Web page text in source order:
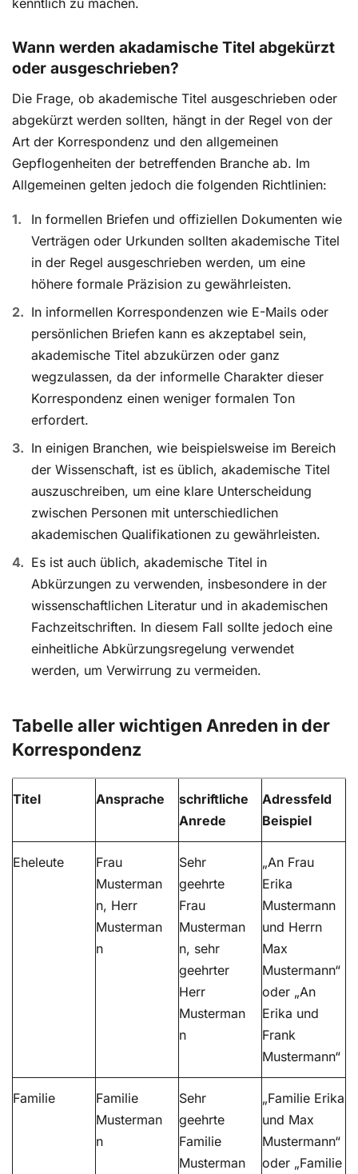
kenntlich zu machen.
Wann werden akadamische Titel abgekürzt
oder ausgeschrieben?
Die Frage, ob akademische Titel ausgeschrieben oder
abgekürzt werden sollten, hängt in der Regel von der
Art der Korrespondenz und den allgemeinen
Gepflogenheiten der betreffenden Branche ab. Im
Allgemeinen gelten jedoch die folgenden Richtlinien:
In formellen Briefen und offiziellen Dokumenten wie
Verträgen oder Urkunden sollten akademische Titel
in der Regel ausgeschrieben werden, um eine
höhere formale Präzision zu gewährleisten.
In informellen Korrespondenzen wie E-Mails oder
persönlichen Briefen kann es akzeptabel sein,
akademische Titel abzukürzen oder ganz
wegzulassen, da der informelle Charakter dieser
Korrespondenz einen weniger formalen Ton
erfordert.
In einigen Branchen, wie beispielsweise im Bereich
der Wissenschaft, ist es üblich, akademische Titel
auszuschreiben, um eine klare Unterscheidung
zwischen Personen mit unterschiedlichen
akademischen Qualifikationen zu gewährleisten.
Es ist auch üblich, akademische Titel in
Abkürzungen zu verwenden, insbesondere in der
wissenschaftlichen Literatur und in akademischen
Fachzeitschriften. In diesem Fall sollte jedoch eine
einheitliche Abkürzungsregelung verwendet
werden, um Verwirrung zu vermeiden.
Tabelle aller wichtigen Anreden in der
Korrespondenz
Titel Ansprache
schriftliche
Anrede
Adressfeld
Beispiel
Eheleute
Frau
Musterman
n, Herr
Musterman
n
Sehr
geehrte
Frau
Musterman
n, sehr
geehrter
Herr
Musterman
n
„An Frau
Erika
Mustermann
und Herrn
Max
Mustermann“
oder „An
Erika und
Frank
Mustermann“
Familie
Familie
Musterman
n
Sehr
geehrte
Familie
Musterman
„Familie Erika
und Max
Mustermann“
oder „Familie